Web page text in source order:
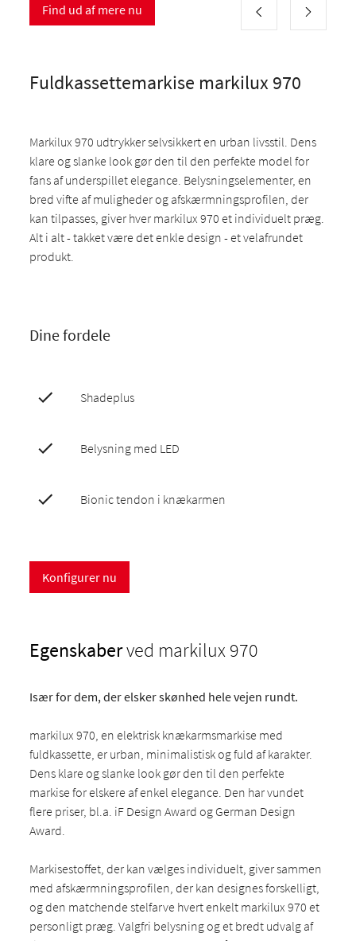
Find ud af mere nu
Fuldkassettemarkise markilux 970
Markilux 970 udtrykker selvsikkert en urban livsstil. Dens
klare og slanke look gør den til den perfekte model for
fans af underspillet elegance. Belysningselementer, en
bred vifte af muligheder og afskærmningsprofilen, der
kan tilpasses, giver hver markilux 970 et individuelt præg.
Alt i alt - takket være det enkle design - et velafrundet
produkt.
Dine fordele
Shadeplus
Belysning med LED
Bionic tendon i knækarmen
Konfigurer nu
Egenskaberved markilux 970
Især for dem, der elsker skønhed hele vejen rundt.
markilux 970, en elektrisk knækarmsmarkise med
fuldkassette, er urban, minimalistisk og fuld af karakter.
Dens klare og slanke look gør den til den perfekte
markise for elskere af enkel elegance. Den har vundet
flere priser, bl.a. iF Design Award og German Design
Award.
Markisestoffet, der kan vælges individuelt, giver sammen
med afskærmningsprofilen, der kan designes forskelligt,
og den matchende stelfarve hvert enkelt markilux 970 et
personligt præg. Valgfri belysning og et bredt udvalg af